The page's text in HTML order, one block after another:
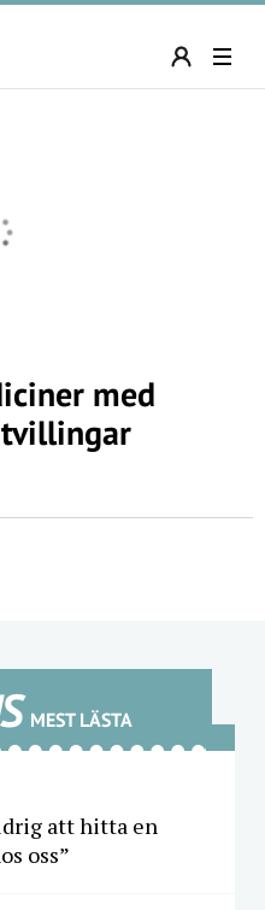
med
MEST LÄSTA
att hitta en
oss”